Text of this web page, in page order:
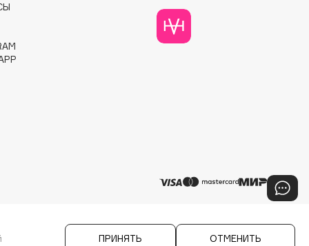
ПРИНЯТЬ ОТМЕНИТЬ